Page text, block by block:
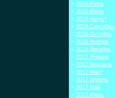
2016 Июнь
2016 Июль
2016 Август
2016 Сентябрь
2016 Октябрь
2016 Ноябрь
2016 Декабрь
2017 Январь
2017 Февраль
2017 Март
2017 Апрель
2017 Май
2017 Июнь